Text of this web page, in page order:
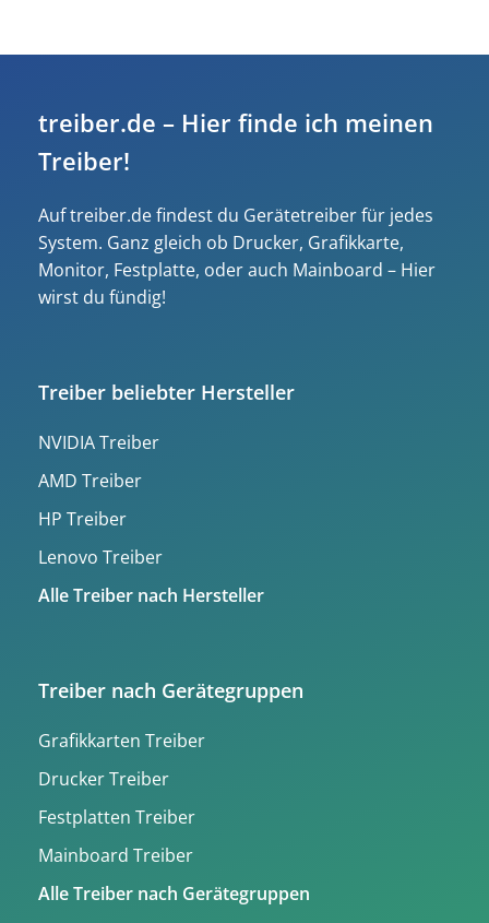
treiber.de – Hier finde ich meinen
Treiber!
Auf treiber.de findest du Gerätetreiber für jedes
System. Ganz gleich ob Drucker, Grafikkarte,
Monitor, Festplatte, oder auch Mainboard – Hier
wirst du fündig!
Treiber beliebter Hersteller
NVIDIA Treiber
AMD Treiber
HP Treiber
Lenovo Treiber
Alle Treiber nach Hersteller
Treiber nach Gerätegruppen
Grafikkarten Treiber
Drucker Treiber
Festplatten Treiber
Mainboard Treiber
Alle Treiber nach Gerätegruppen